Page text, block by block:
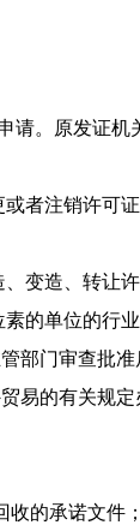
请。原发证机
者注销许可
变造、转让许
的单位的行
部门审查批准
易的有关规定
收的承诺文件；